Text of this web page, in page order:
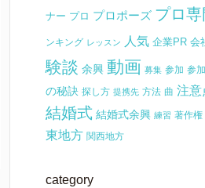
ナー プロ プロポーズ プロ
ンキング レッスン 人気 企業PR 会
験談 余興 動画 募集 参加 参
の秘訣 探し方 提携先 方法 曲 注意
結婚式 結婚式余興 練習 著作権
東地方 関西地方
category